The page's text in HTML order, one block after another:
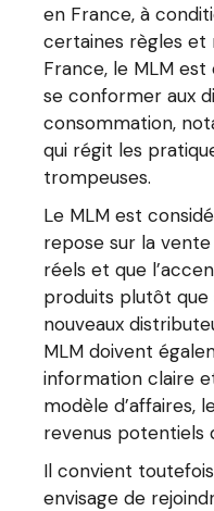
en France, à
certaines règles et
France, le MLM
se conformer aux
consommation,
qui régit les
trompeuses.
Le MLM est
repose sur la
réels et que
produits plutôt
nouveaux
MLM doivent
information claire
modèle d’affaires,
revenus potentiels
Il convient
envisage de